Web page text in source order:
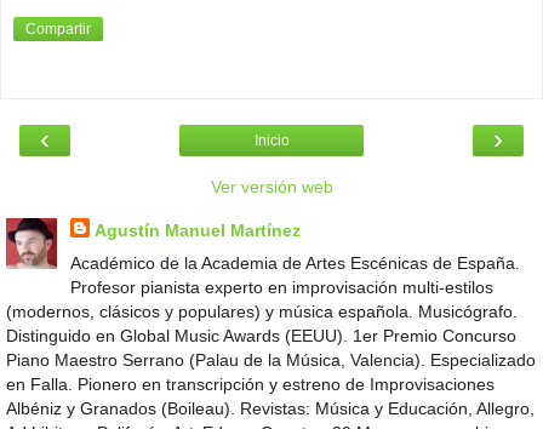
Compartir
‹ ›
Inicio
Ver versión web
Agustín Manuel Martínez
Académico de la Academia de Artes Escénicas de España.
Profesor pianista experto en improvisación multi-estilos
(modernos, clásicos y populares) y música española. Musicógrafo.
Distinguido en Global Music Awards (EEUU). 1er Premio Concurso
Piano Maestro Serrano (Palau de la Música, Valencia). Especializado
en Falla. Pionero en transcripción y estreno de Improvisaciones
Albéniz y Granados (Boileau). Revistas: Música y Educación, Allegro,